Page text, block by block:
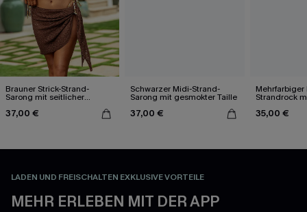
Brauner Strick-Strand-
Sarong mit seitlicher
37,00 €
Schwarzer Midi-Strand-
Sarong mit gesmokter Taille
37,00 €
Mehrfarbiger
Strandrock
35,00 €
LADEN UND FREISCHALTEN EXKLUSIVE VORTEILE
MEHR ERLEBEN MIT DER APP